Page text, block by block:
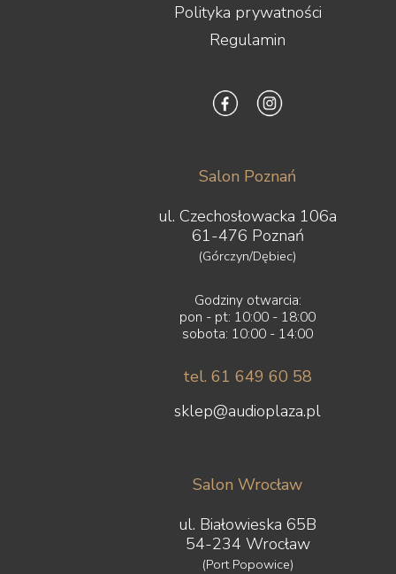
Polityka prywatności
Regulamin
Salon Poznań
ul. Czechosłowacka 106a
61-476 Poznań
(Górczyn/Dębiec)
Godziny otwarcia:
pon - pt: 10:00 - 18:00
sobota: 10:00 - 14:00
tel. 61 649 60 58
sklep@audioplaza.pl
Salon Wrocław
ul. Białowieska 65B
54-234 Wrocław
(Port Popowice)